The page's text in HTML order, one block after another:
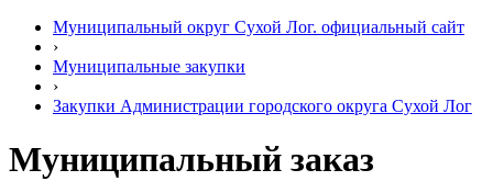
Муниципальный округ Сухой Лог. официальный сайт
›
Муниципальные закупки
›
Закупки Администрации городского округа Сухой Лог
Муниципальный заказ